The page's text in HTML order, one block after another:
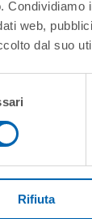
Condividiamo
web,
dal suo
Rifiuta